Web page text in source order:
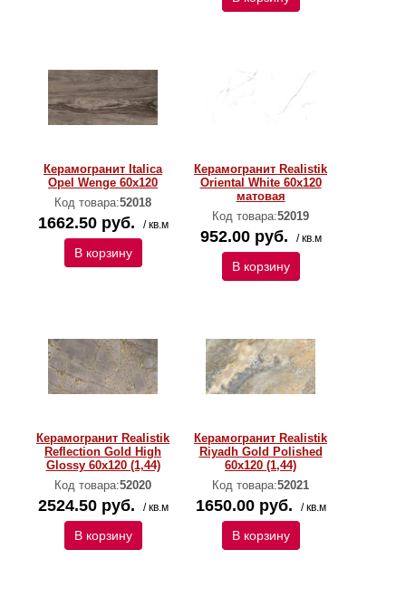
Керамогранит Italica
Opel Wenge 60x120
Код товара:52018
1662.50 руб. / кв.м
В корзину
Керамогранит Realistik
Oriental White 60x120
матовая
Код товара:52019
952.00 руб. / кв.м
В корзину
Керамогранит Realistik
Reflection Gold High
Glossy 60x120 (1,44)
Код товара:52020
2524.50 руб. / кв.м
В корзину
Керамогранит Realistik
Riyadh Gold Polished
60x120 (1,44)
Код товара:52021
1650.00 руб. / кв.м
В корзину